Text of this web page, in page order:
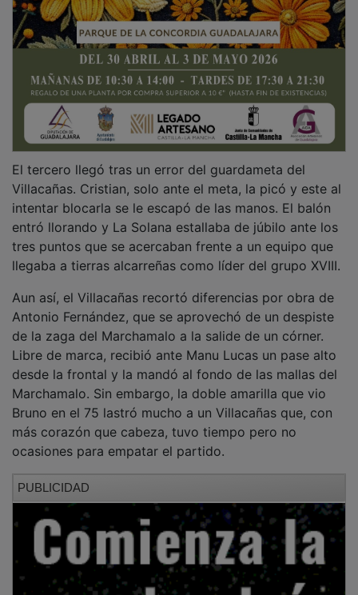
Villacañas. Cristian, solo ante el meta, la picó y este al
intentar blocarla se le escapó de las manos. El balón
entró llorando y La Solana estallaba de júbilo ante los
tres puntos que se acercaban frente a un equipo que
llegaba a tierras alcarreñas como líder del grupo XVIII.
Antonio Fernández, que se aprovechó de un despiste
de la zaga del Marchamalo a la salide de un córner.
Libre de marca, recibió ante Manu Lucas un pase alto
desde la frontal y la mandó al fondo de las mallas del
Marchamalo. Sin embargo, la doble amarilla que vio
Bruno en el 75 lastró mucho a un Villacañas que, con
más corazón que cabeza, tuvo tiempo pero no
ocasiones para empatar el partido.